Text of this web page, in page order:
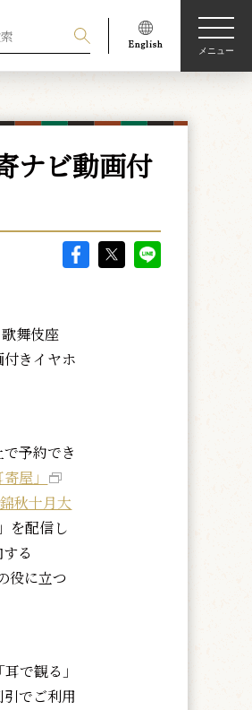
メニュー
ナビ動画付
舞伎座
付きイヤホ
予約でき
屋」
秋十月大
を配信し
る
役に立つ
で観る」
でご利用